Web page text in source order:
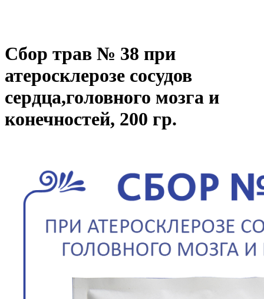
Сбор трав № 38 при
атеросклерозе сосудов
сердца,головного мозга и
конечностей, 200 гр.